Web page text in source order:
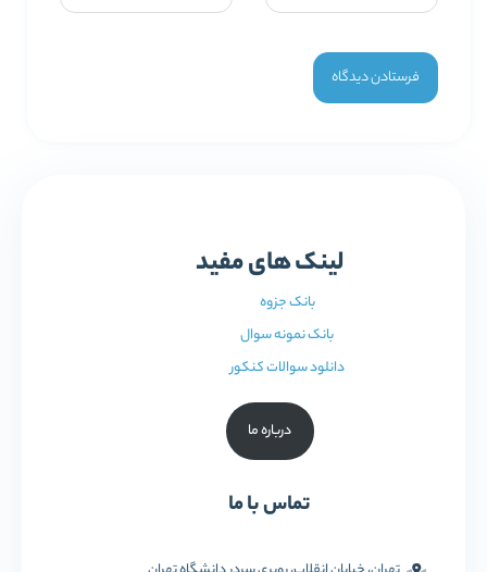
لینک های مفید
بانک جزوه
بانک نمونه سوال
دانلود سوالات کنکور
درباره ما
تماس با ما